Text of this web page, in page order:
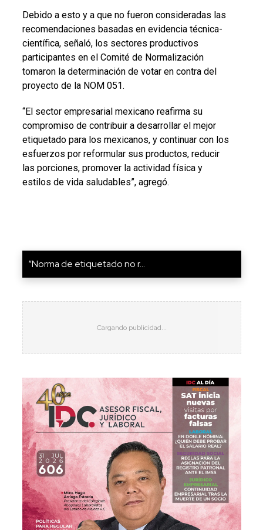
Debido a esto y a que no fueron consideradas las
recomendaciones basadas en evidencia técnica-
científica, señaló, los sectores productivos
participantes en el Comité de Normalización
tomaron la determinación de votar en contra del
proyecto de la NOM 051.
“El sector empresarial mexicano reafirma su
compromiso de contribuir a desarrollar el mejor
etiquetado para los mexicanos, y continuar con los
esfuerzos por reformular sus productos, reducir
las porciones, promover la actividad física y
estilos de vida saludables”, agregó.
“Norma de etiquetado no r...